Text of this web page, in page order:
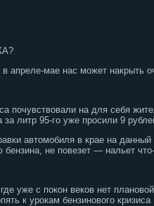
апреле-мае нас может накрыть
почувствовали на для себя
литр 95-го уже просили 9
автомобиля в крае на
бензина, не повезет — нальет
уже с покон веков нет
к урокам бензинового кризиса